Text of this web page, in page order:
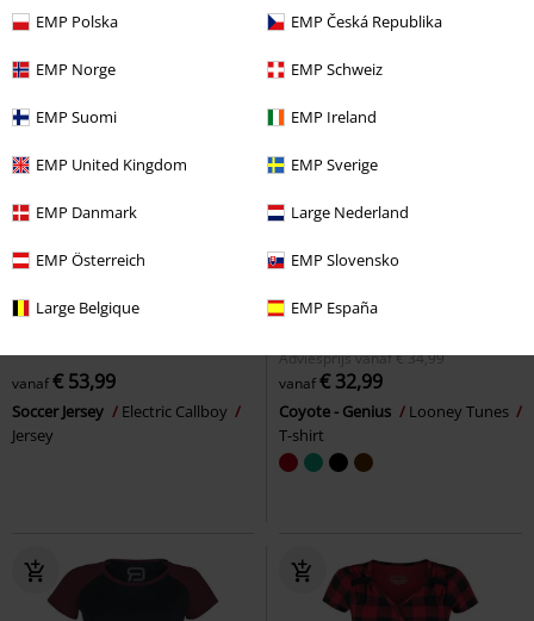
EMP Polska EMP Česká Republika
EMP Norge EMP Schweiz
EMP Suomi EMP Ireland
EMP United Kingdom EMP Sverige
EMP Danmark Large Nederland
EMP Österreich EMP Slovensko
Large Belgique EMP España
vanaf€ 53,99
Soccer Jersey
Electric Callboy
Jersey
Adviesprijsvanaf€ 34,99
vanaf€ 32,99
Coyote - Genius
Looney Tunes
T-shirt